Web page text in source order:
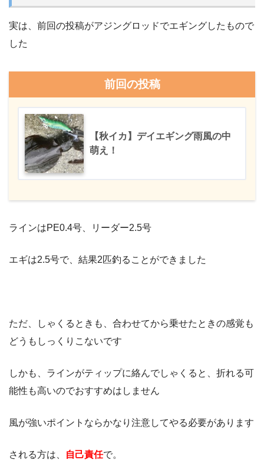
実は、前回の投稿がアジングロッドでエギングしたもので
した
前回の投稿
【秋イカ】デイエギング雨風の中
萌え！
ラインはPE0.4号、リーダー2.5号
エギは2.5号で、結果2匹釣ることができました
ただ、しゃくるときも、合わせてから乗せたときの感覚も
どうもしっくりこないです
しかも、ラインがティップに絡んでしゃくると、折れる可
能性も高いのでおすすめはしません
風が強いポイントならかなり注意してやる必要があります
される方は、 自己責任で。